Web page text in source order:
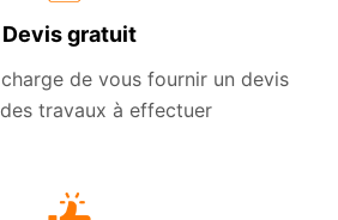
Devis gratuit
de vous fournir un devis
travaux à effectuer